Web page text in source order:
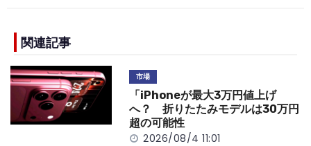
e
b
o
o
k
n
k
関連記事
市場
「iPhoneが最大3万円値上げ
へ？ 折りたたみモデルは30万円
超の可能性
2026/08/4 11:01